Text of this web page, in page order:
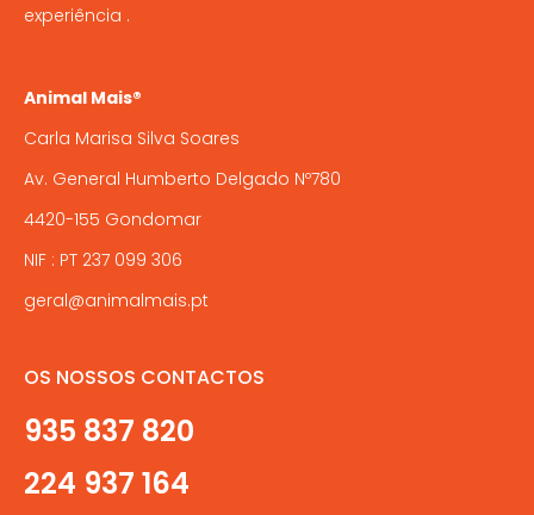
experiência .
Animal Mais®
Carla Marisa Silva Soares
Av. General Humberto Delgado Nº780
4420-155 Gondomar
NIF : PT 237 099 306
geral@animalmais.pt
OS NOSSOS CONTACTOS
935 837 820
224 937 164